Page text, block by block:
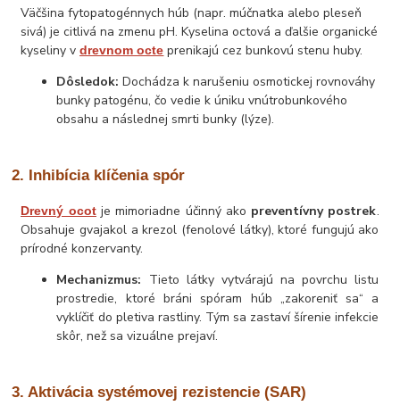
Väčšina fytopatogénnych húb (napr. múčnatka alebo pleseň
sivá) je citlivá na zmenu pH. Kyselina octová a ďalšie organické
kyseliny vdrevnom octe prenikajú cez bunkovú stenu huby.
Dôsledok: Dochádza k narušeniu osmotickej rovnováhy
bunky patogénu, čo vedie k úniku vnútrobunkového
obsahu a následnej smrti bunky (lýze).
2. Inhibícia klíčenia spór
Drevný ocotje mimoriadne účinný ako preventívny postrek.
Obsahuje gvajakol a krezol (fenolové látky), ktoré fungujú ako
prírodné konzervanty.
Mechanizmus: Tieto látky vytvárajú na povrchu listu
prostredie, ktoré bráni spóram húb „zakoreniť sa“ a
vyklíčiť do pletiva rastliny. Tým sa zastaví šírenie infekcie
skôr, než sa vizuálne prejaví.
3. Aktivácia systémovej rezistencie (SAR)